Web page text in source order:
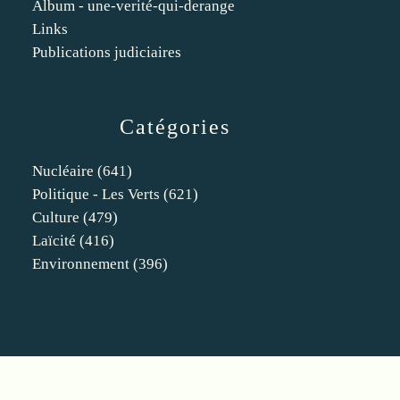
Catégories
Nucléaire (641)
Politique - Les Verts (621)
Culture (479)
Laïcité (416)
Environnement (396)
Album - une-verité-qui-derange
Links
Publications judiciaires